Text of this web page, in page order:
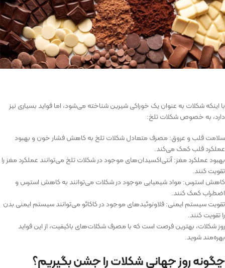
با اینکه شکلات به عنوان یک خوراکی شیرین شناخته می‌شود، اما فواید بسیاری نیز
دارد، به خصوص شکلات تلخ:
سلامت قلب و عروق: مصرف متعادل شکلات تلخ به کاهش فشار خون و بهبود
عملکرد قلب کمک می‌کند.
بهبود عملکرد مغز: آنتی‌اکسیدان‌های موجود در شکلات تلخ می‌توانند عملکرد مغز را
تقویت کنند.
کاهش استرس: مواد شیمیایی موجود در شکلات می‌توانند به کاهش استرس و
اضطراب کمک کنند.
تقویت سیستم ایمنی: فلاونوئیدهای موجود در کاکائو می‌توانند سیستم ایمنی بدن
را تقویت کنند.
روز شکلات، بهترین فرصت است که با مصرف شکلات‌های باکیفیت، از این فواید
بهره‌مند شوید.
چگونه روز جهانی شکلات را جشن بگیریم؟